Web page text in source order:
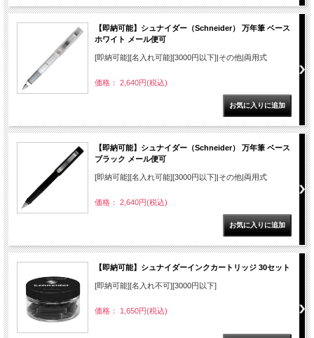
【即納可能】シュナイダー（Schneider） 万年筆 ベース
ホワイト メール便可
[即納可能][名入れ可能][3000円以下]|その他|両用式
価格： 2,640円(税込)
【即納可能】シュナイダー（Schneider） 万年筆 ベース
ブラック メール便可
[即納可能][名入れ可能][3000円以下]|その他|両用式
価格： 2,640円(税込)
【即納可能】シュナイダーインクカートリッジ 30セット
[即納可能][名入れ不可][3000円以下]
価格： 1,650円(税込)